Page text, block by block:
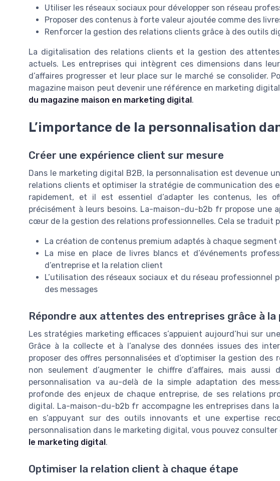
Utiliser les réseaux sociaux pour développer son réseau
Proposer des contenus à forte valeur ajoutée comme des
Renforcer la gestion des relations clients grâce à des outils
La digitalisation des relations clients et la gestion des
actuels. Les entreprises qui intègrent ces dimensions dans
d’affaires progresser et leur place sur le marché se consolider.
magazine maison peut devenir une référence en marketing
du magazine maison en marketing digital .
L’importance de la personnalisation
Créer une expérience client sur mesure
Dans le marketing digital B2B, la personnalisation est devenue
relations clients et optimiser la stratégie de communication des
rapidement, et il est essentiel d’adapter les contenus, les
précisément à leurs besoins. La-maison-du-b2b fr propose une
cœur de la gestion des relations professionnelles. Cela se traduit
La création de contenus premium adaptés à chaque
La mise en place de livres blancs et d’événements
d’entreprise et la relation client
L’utilisation des réseaux sociaux et du réseau
des messages
Répondre aux attentes des entreprises grâce à la
Les stratégies marketing efficaces s’appuient aujourd’hui sur
Grâce à la collecte et à l’analyse des données issues des
proposer des offres personnalisées et d’optimiser la gestion
non seulement d’augmenter le chiffre d’affaires, mais
personnalisation va au-delà de la simple adaptation des
profonde des enjeux de chaque entreprise, de ses relations
digital. La-maison-du-b2b fr accompagne les entreprises dans
en s’appuyant sur des outils innovants et une expertise
personnalisation dans le marketing digital, vous pouvez consulter
le marketing digital.
Optimiser la relation client à chaque étape